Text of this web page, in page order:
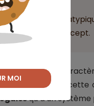
de location
sociaux du concept.
sur le
vacantes. Pour cette
qu’à un
MOI